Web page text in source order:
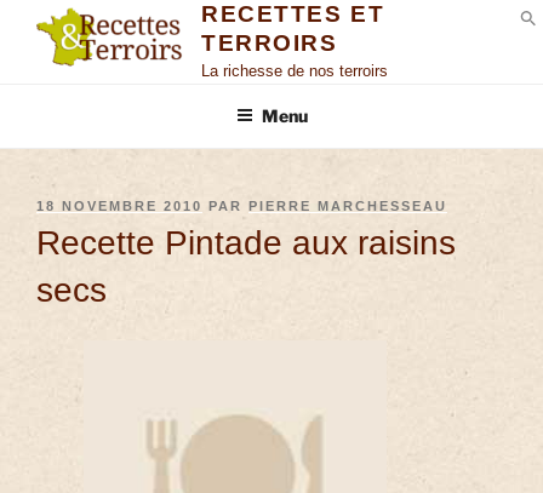
RECETTES ET
TERROIRS
La richesse de nos terroirs
Menu
18 NOVEMBRE 2010 PAR PIERRE MARCHESSEAU
Recette Pintade aux raisins
secs